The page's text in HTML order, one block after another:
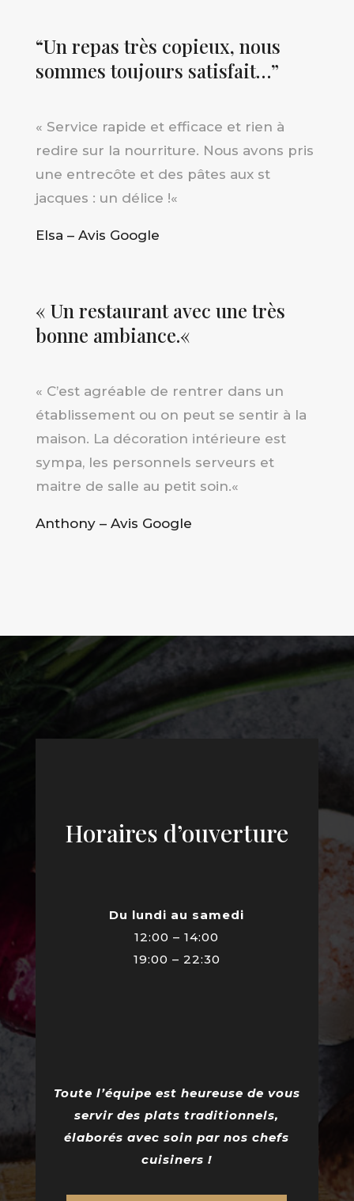
“Un repas très copieux, nous
sommes toujours satisfait…”
« Service rapide et efficace et rien à
redire sur la nourriture. Nous avons pris
une entrecôte et des pâtes aux st
jacques : un délice !«
Elsa – Avis Google
« Un restaurant avec une très
bonne ambiance.«
« C’est agréable de rentrer dans un
établissement ou on peut se sentir à la
maison. La décoration intérieure est
sympa, les personnels serveurs et
maitre de salle au petit soin.«
Anthony – Avis Google
Horaires d’ouverture
Du lundi au samedi
12:00 – 14:00
19:00 – 22:30
Toute l’équipe est heureuse de vous
servir des plats traditionnels,
élaborés avec soin par nos chefs
cuisiners !